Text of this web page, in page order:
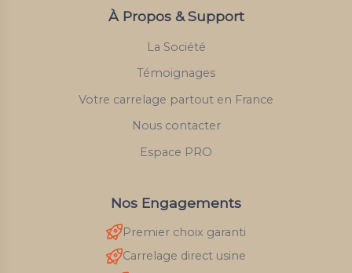
À Propos & Support
La Société
Témoignages
Votre carrelage partout en France
Nous contacter
Espace PRO
Nos Engagements
Premier choix garanti
Carrelage direct usine